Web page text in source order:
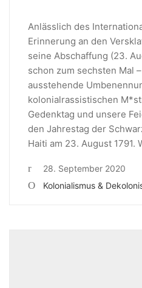
Anlässlich des
Erinnerung an den
seine Abschaffung (23.
schon zum sechsten Mal
ausstehende
kolonialrassistischen
Gedenktag und unsere
den Jahrestag der
Haiti am 23. August 1791.
28. September 2020
Kolonialismus &